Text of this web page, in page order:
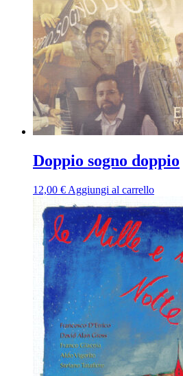
Doppio sogno doppio
12,00 € Aggiungi al carrello